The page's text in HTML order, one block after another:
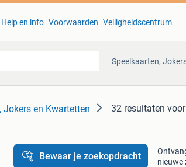
Help en info Voorwaarden Veiligheidscentrum
Speelkaarten,
Jokers en Kwartetten 32 resultaten
Bewaar je zoekopdracht
nieuwe